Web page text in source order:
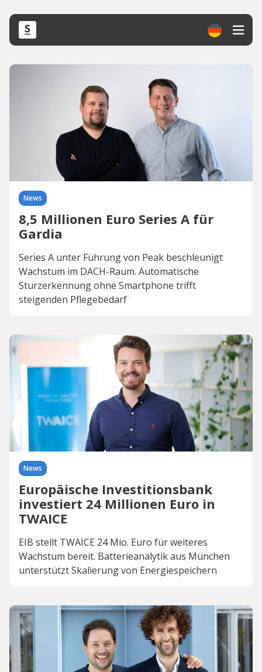
News
8,5 Millionen Euro Series A für
Gardia
Series A unter Führung von Peak beschleunigt
Wachstum im DACH-Raum. Automatische
Sturzerkennung ohne Smartphone trifft
steigenden Pflegebedarf
News
Europäische Investitionsbank
investiert 24 Millionen Euro in
TWAICE
EIB stellt TWAICE 24 Mio. Euro für weiteres
Wachstum bereit. Batterieanalytik aus München
unterstützt Skalierung von Energiespeichern